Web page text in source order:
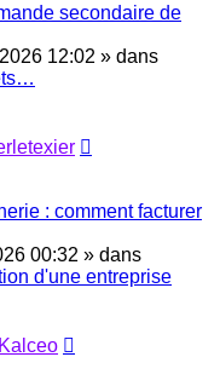
secondaire de
12:02 » dans
: comment facturer
00:32 » dans
d'une entreprise